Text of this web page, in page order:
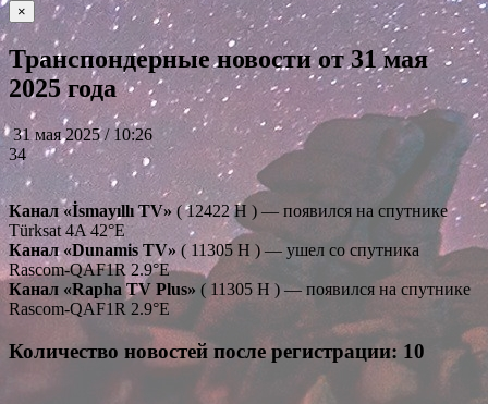
×
Транспондерные новости от 31 мая
2025 года
31 мая 2025 / 10:26
34
Канал «İsmayıllı TV» ( 12422 H ) — появился на спутнике
Türksat 4A 42°E
Канал «Dunamis TV» ( 11305 H ) — ушел со спутника
Rascom-QAF1R 2.9°E
Канал «Rapha TV Plus» ( 11305 H ) — появился на спутнике
Rascom-QAF1R 2.9°E
Количество новостей после регистрации: 10